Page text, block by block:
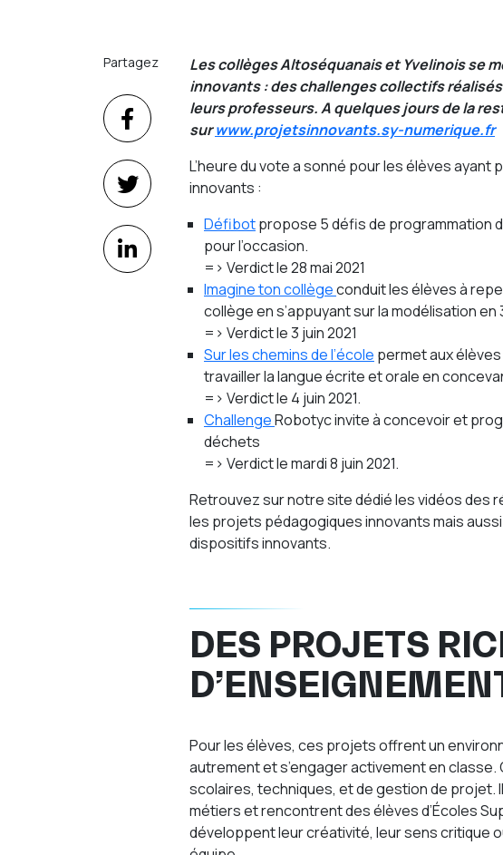
Partagez
Les collèges Altoséquanais et Yvelinois se
innovants : des challenges collectifs
leurs professeurs. A quelques jours de la
surwww.projetsinnovants.sy-numerique.fr
L’heure du vote a sonné pour les élèves
innovants :
Défibotpropose 5 défis de programmation
pour l’occasion.
=> Verdict le 28 mai 2021
Imagine ton collègeconduit les élèves à
collège en s’appuyant sur la modélisation en
=> Verdict le 3 juin 2021
Sur les chemins de l’école permet aux
travailler la langue écrite et orale en
=> Verdict le 4 juin 2021.
ChallengeRobotycinvite à concevoir et
déchets
=> Verdict le mardi 8 juin 2021.
Retrouvez sur notre site dédié les vidéos des
les projets pédagogiques innovants mais
dispositifs innovants.
DES PROJETS
Pour les élèves, ces projets offrent un
autrement et s’engager activement en
scolaires, techniques, et de gestion de projet.
métiers et rencontrent des élèves d’Écoles
développent leur créativité, leur sens critique